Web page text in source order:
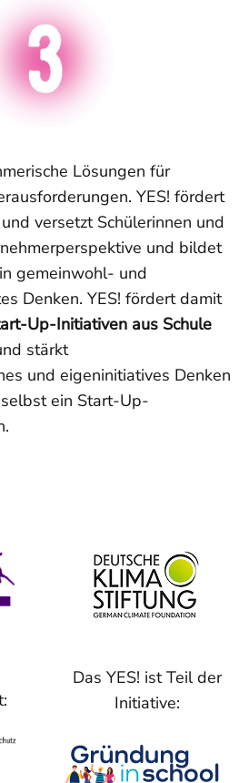
Lösungen für
YES! fördert
versetzt Schülerinnen und
und bildet
gemeinwohl- und
Denken. YES! fördert damit
Up-Initiativen aus Schule
stärkt
und eigeninitiatives Denken
ein Start-Up-
Das YES! ist Teil der
Initiative: